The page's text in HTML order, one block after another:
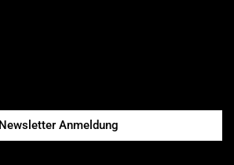
Newsletter Anmeldung